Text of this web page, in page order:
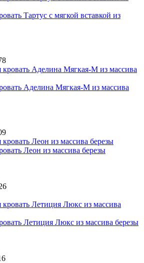
Тартус с мягкой вcтавкой из
Аделина Мягкая-М из массива
Леон из массива березы
Летиция Люкс из массива березы